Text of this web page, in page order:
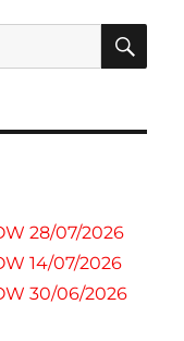
28/07/2026
14/07/2026
30/06/2026